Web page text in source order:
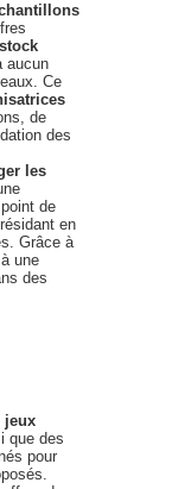
aucun
Ce
de
des
les
de
en
Grâce à
une
des
jeux
que des
pour